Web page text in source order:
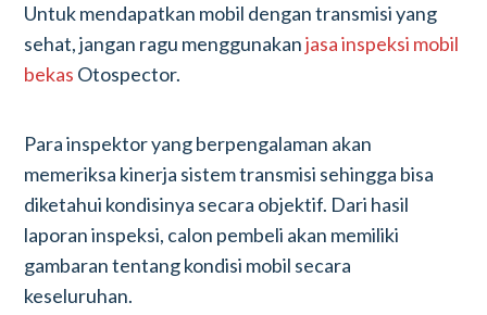
Untuk mendapatkan mobil dengan transmisi yang
sehat, jangan ragu menggunakanjasa inspeksi mobil
bekas Otospector.
Para inspektor yang berpengalaman akan
memeriksa kinerja sistem transmisi sehingga bisa
diketahui kondisinya secara objektif. Dari hasil
laporan inspeksi, calon pembeli akan memiliki
gambaran tentang kondisi mobil secara
keseluruhan.